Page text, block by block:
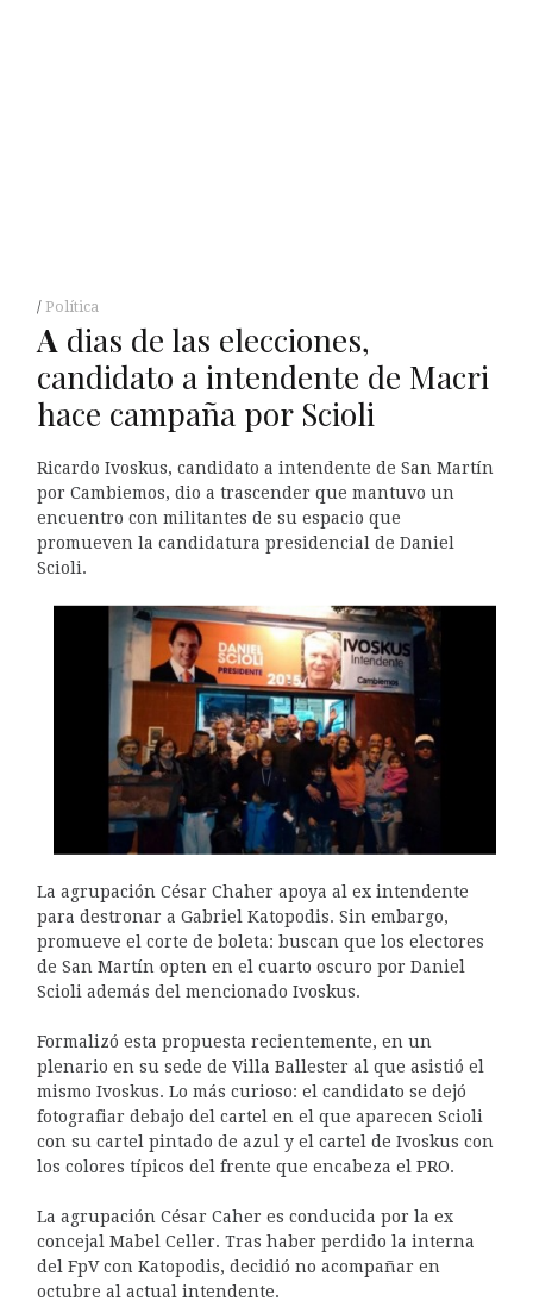
Política
A dias de las elecciones,
candidato a intendente de Macri
hace campaña por Scioli
Ricardo Ivoskus, candidato a intendente de San Martín
por Cambiemos, dio a trascender que mantuvo un
encuentro con militantes de su espacio que
promueven la candidatura presidencial de Daniel
Scioli.
La agrupación César Chaher apoya al ex intendente
para destronar a Gabriel Katopodis. Sin embargo,
promueve el corte de boleta: buscan que los electores
de San Martín opten en el cuarto oscuro por Daniel
Scioli además del mencionado Ivoskus.
Formalizó esta propuesta recientemente, en un
plenario en su sede de Villa Ballester al que asistió el
mismo Ivoskus. Lo más curioso: el candidato se dejó
fotografiar debajo del cartel en el que aparecen Scioli
con su cartel pintado de azul y el cartel de Ivoskus con
los colores típicos del frente que encabeza el PRO.
La agrupación César Caher es conducida por la ex
concejal Mabel Celler. Tras haber perdido la interna
del FpV con Katopodis, decidió no acompañar en
octubre al actual intendente.